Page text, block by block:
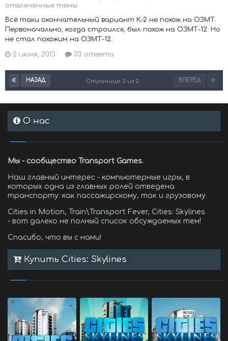
отвлечённые темы
Всё таки окончательный вариант К-2 не похож на ОЗМТ.
Первоначально, когда строился, был похож на ОЗМТ-12. Но
не стал похожим на ОЗМТ-12.
2 июня, 2013 33 ответа
НАЗАД ВПЕРЁД
Страница 2 из 2
О нас
Мы - сообщество Transport Games.
Наш главный интерес - компьютерные игры, в
которых одна из главных ролей отведена
транспорту: как пассажирскому, так и грузовому.
Cities in Motion, Train\Transport Fever, Cities: Skylines
- вот далеко не полный список обсуждаемых тем!
Спасибо, что вы с нами!
Купить Cities: Skylines